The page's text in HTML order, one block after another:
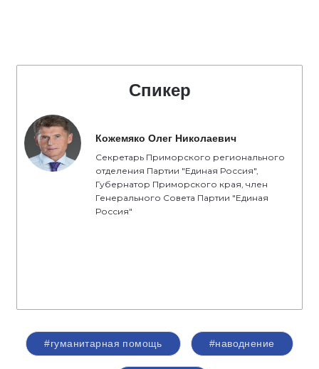
Спикер
Кожемяко Олег Николаевич
Секретарь Приморского регионального
отделения Партии "Единая Россия",
Губернатор Приморского края, член
Генерального Совета Партии "Единая
Россия"
#гуманитарная помощь #наводнение